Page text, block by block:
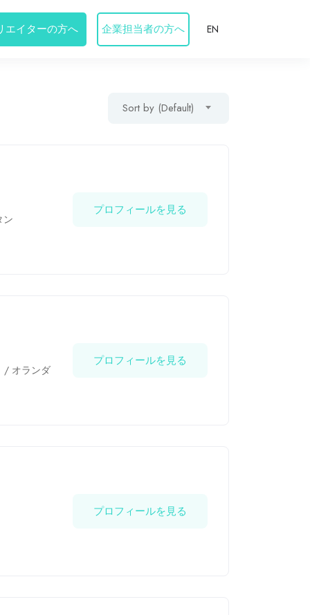
エイターの方へ 企業担当者の方へ EN
Sort by (Default)
ン
プロフィールを見る
/ オランダ
プロフィールを見る
プロフィールを見る